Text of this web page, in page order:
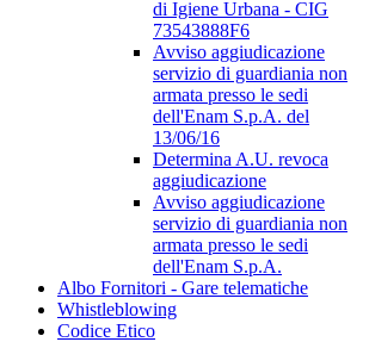
di Igiene Urbana - CIG
73543888F6
Avviso aggiudicazione
servizio di guardiania non
armata presso le sedi
dell'Enam S.p.A. del
13/06/16
Determina A.U. revoca
aggiudicazione
Avviso aggiudicazione
servizio di guardiania non
armata presso le sedi
dell'Enam S.p.A.
Albo Fornitori - Gare telematiche
Whistleblowing
Codice Etico